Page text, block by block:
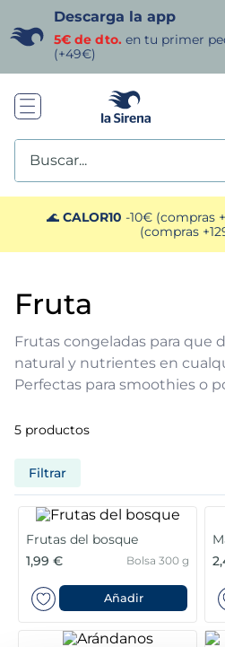
Descarga la app
5€ de dto. en tu primer
(+49€)
Buscar...
🌊 CALOR10 -10€ (compras
(compras
fruta
Frutas congeladas para que
natural y nutrientes en
Perfectas para smoothies o
5 productos
Filtrar
Frutas del bosque
1,99 €
Bolsa 300 g
Añadir
TÉRMINOS MÁS BUSCADOS
1. helados sirena
2. gambas
3. patatas
4. gamba
5 . croquetas
verduras
canelones
. listísimos
gambon